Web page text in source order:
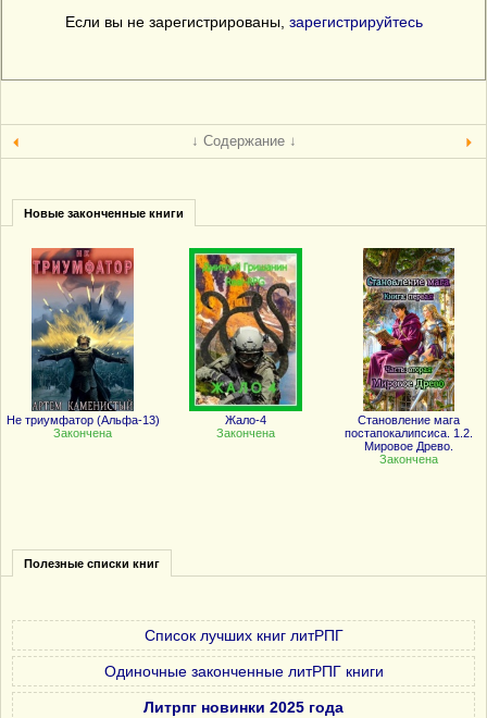
Если вы не зарегистрированы, зарегистрируйтесь
↓ Содержание ↓
Новые законченные книги
Не триумфатор (Альфа-13)
Закончена
Жало-4
Закончена
Становление мага
постапокалипсиса. 1.2.
Мировое Древо.
Закончена
Полезные списки книг
Список лучших книг литРПГ
Одиночные законченные литРПГ книги
Литрпг новинки 2025 года